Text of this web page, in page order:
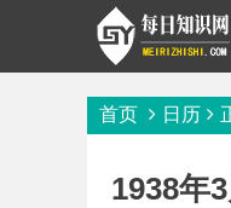
首页 日历
1938年